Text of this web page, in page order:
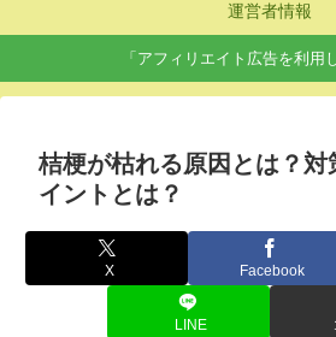
運営者情報
「アフィリエイト広告を利用
桔梗が枯れる原因とは？対
イントとは？
X Facebook
LINE